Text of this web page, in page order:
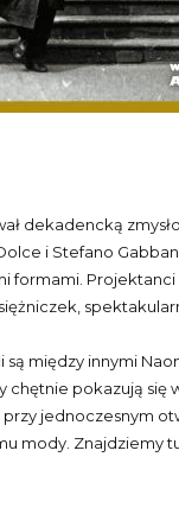
dekadencką
i Stefano
między innymi
pokazują
jednoczesnym
mody.